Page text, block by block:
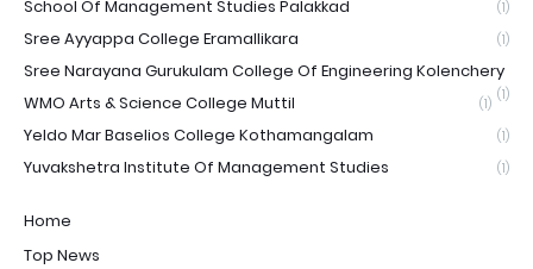
School Of Management Studies Palakkad (1)
Sree Ayyappa College Eramallikara (1)
Sree Narayana Gurukulam College Of Engineering Kolenchery
(1)
WMO Arts & Science College Muttil (1)
Yeldo Mar Baselios College Kothamangalam (1)
Yuvakshetra Institute Of Management Studies (1)
Home
Top News